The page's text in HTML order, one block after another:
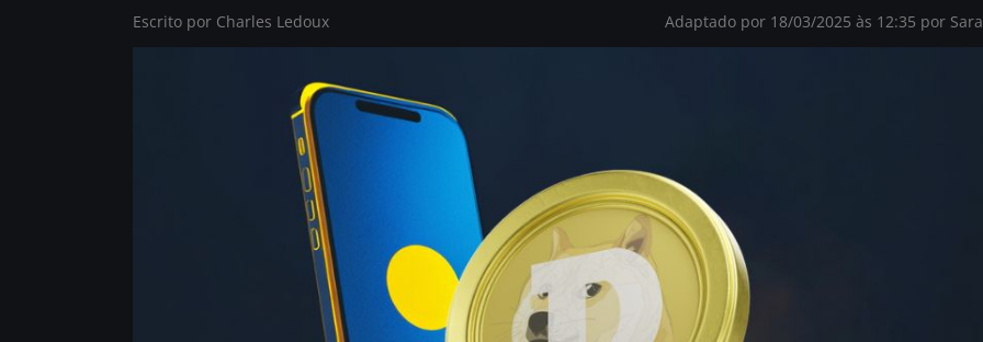
Onde comprar ?
Escrito por Charles Ledoux Adaptado por 18/03/2025 às 12:35 por